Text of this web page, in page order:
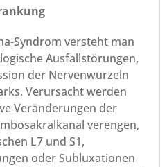
Syndrom versteht man
Ausfallstörungen,
der Nervenwurzeln
Verursacht werden
Veränderungen der
verengen,
L7 und S1,
oder Subluxationen